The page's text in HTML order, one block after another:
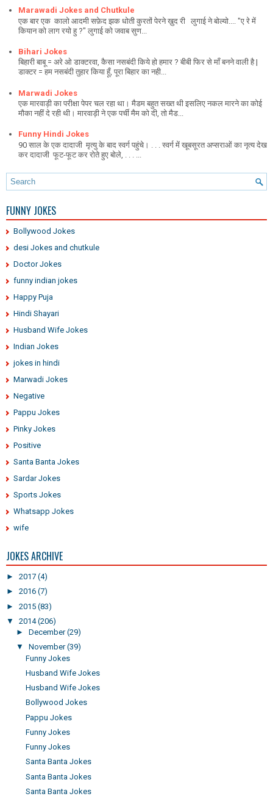
Marawadi Jokes and Chutkule
एक बार एक कालो आदमी सफ़ेद झक धोती कुरतों पेरने ख़ुद री लुगाई ने बोल्यो.... "ए रे में
कियान को लाग रयो हु ?" लुगाई को जवाब सुण...
Bihari Jokes
बिहारी बाबू = अरे ओ डाक्टरवा, कैसा नसबंदी किये हो हमार ? बीबी फिर से माँ बनने वाली है |
डाक्टर = हम नसबंदी तुहार किया हूँ, पूरा बिहार का नही...
Marwadi Jokes
एक मारवाड़ी का परीक्षा पेपर चल रहा था। मैडम बहुत सख्त थी इसलिए नकल मारने का कोई
मौका नहीं दे रही थी। मारवाड़ी ने एक पर्ची मैम को दी, तो मैड...
Funny Hindi Jokes
90 साल के एक दादाजी मृत्यु के बाद स्वर्ग पहुंचे। . . . स्वर्ग में खूबसूरत अप्सराओं का नृत्य देख
कर दादाजी फूट-फूट कर रोते हुए बोले, . . . ...
FUNNY JOKES
Bollywood Jokes
desi Jokes and chutkule
Doctor Jokes
funny indian jokes
Happy Puja
Hindi Shayari
Husband Wife Jokes
Indian Jokes
jokes in hindi
Marwadi Jokes
Negative
Pappu Jokes
Pinky Jokes
Positive
Santa Banta Jokes
Sardar Jokes
Sports Jokes
Whatsapp Jokes
wife
JOKES ARCHIVE
► 2017 (4)
► 2016 (7)
► 2015 (83)
▼ 2014(206)
► December(29)
▼ November(39)
Funny Jokes
Husband Wife Jokes
Husband Wife Jokes
Bollywood Jokes
Pappu Jokes
Funny Jokes
Funny Jokes
Santa Banta Jokes
Santa Banta Jokes
Santa Banta Jokes